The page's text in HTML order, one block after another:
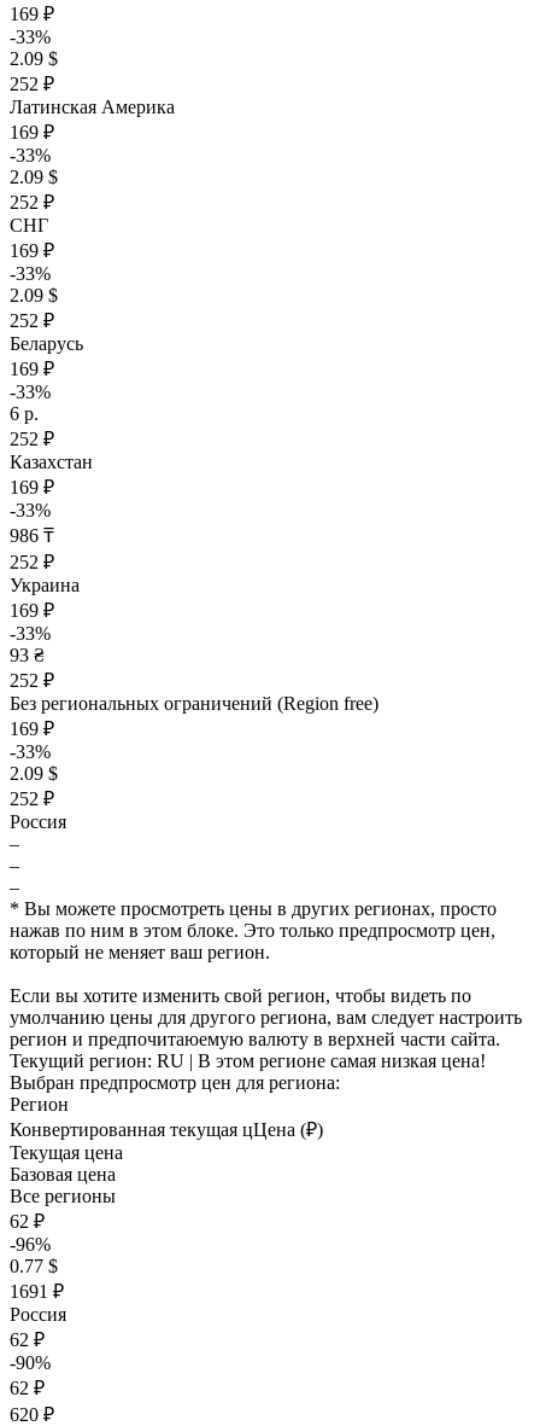
169 ₽
-33%
2.09 $
252 ₽
Латинская Америка
169 ₽
-33%
2.09 $
252 ₽
СНГ
169 ₽
-33%
2.09 $
252 ₽
Беларусь
169 ₽
-33%
6 р.
252 ₽
Казахстан
169 ₽
-33%
986 ₸
252 ₽
Украина
169 ₽
-33%
93 ₴
252 ₽
Без региональных ограничений (Region free)
169 ₽
-33%
2.09 $
252 ₽
Россия
–
–
–
* Вы можете просмотреть цены в других регионах, просто
нажав по ним в этом блоке. Это только предпросмотр цен,
который не меняет ваш регион.
Если вы хотите изменить свой регион, чтобы видеть по
умолчанию цены для другого региона, вам следует настроить
регион и предпочитаюемую валюту в верхней части сайта.
Текущий регион: RU | В этом регионе самая низкая цена!
Выбран предпросмотр цен для региона:
Регион
Конвертированная текущая цЦена (₽)
Текущая цена
Базовая цена
Все регионы
62 ₽
-96%
0.77 $
1691 ₽
Россия
62 ₽
-90%
62 ₽
620 ₽